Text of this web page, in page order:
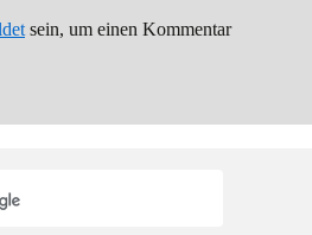
sein, um einen Kommentar